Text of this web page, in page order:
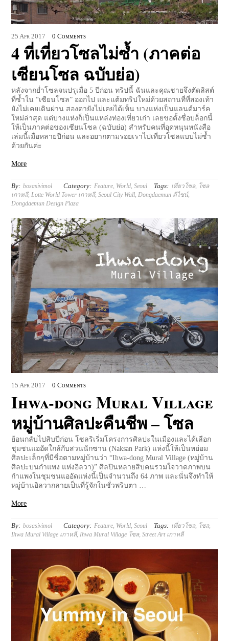
25 Apr 2017 0 Comments
4 ที่เที่ยวโซลไม่ซ้ำ (ภาคต่อ
เซียนโซล ฉบับย่อ)
หลังจากย่ำโซลจนปรุเมื่อ 5 ปีก่อน ทริปนี้ ฉันและคุณชายจึงตัดลิสต์
ที่ซ้ำใน “เซียนโซล” ออกไป และแต้มทริปใหม่ด้วยสถานที่ที่สองเท้า
ยังไม่เคยเดินผ่าน สองตายังไม่เคยได้เห็น บางแห่งเป็นแลนด์มาร์ค
ใหม่ล่าสุด แต่บางแห่งก็เป็นแหล่งท่องเที่ยวเก่า เลยขอตั้งชื่อบล็อกนี้
ให้เป็นภาคต่อของเซียนโซล (ฉบับย่อ) สำหรับคนที่อุดหนุนหนังสือ
เล่มนี้เมื่อหลายปีก่อน และอยากตามรอยเราไปเที่ยวโซลแบบไม่ซ้ำ
ด้วยกันค่ะ
More
By: bosasivimol Category: Feature World ,Seoul Tags: เที่ยวโซล, โซล
เกาหลี, Lotte World Tower เกาหลี,Seoul City Wall Dongdaemun ดีไซน์,
Dongdaemun Design Plaza
15 Apr 2017 0 Comments
Ihwa-dong Mural Village
หมู่บ้านศิลปะคืนชีพ – โซล
ย้อนกลับไปสิบปีก่อน โซลริเริ่มโครงการศิลปะในเมืองและได้เลือก
ชุมชนแออัดใกล้กับสวนนักซาน (Naksan Park) แห่งนี้ให้เป็นหย่อม
ศิลปะเล็กๆที่มีชื่อตามหมู่บ้านว่า “Ihwa-dong Mural Village (หมู่บ้าน
ศิลปะบนกำแพง แห่งอิลวา)” ศิลปินหลายสิบคนรวมใจวาดภาพบน
กำแพงในชุมชนแออัดแห่งนี้เป็นจำนวนถึง 64 ภาพ และนั่นจึงทำให้
หมู่บ้านอิลวากลายเป็นที่รู้จักในชั่วพริบตา …
More
By: bosasivimol Category: Feature, World,Seoul Tags: เที่ยวโซล, โซล,
Ihwa Mural Village เกาหลี,Ihwa Mural Village โซล,Street Art เกาหลี